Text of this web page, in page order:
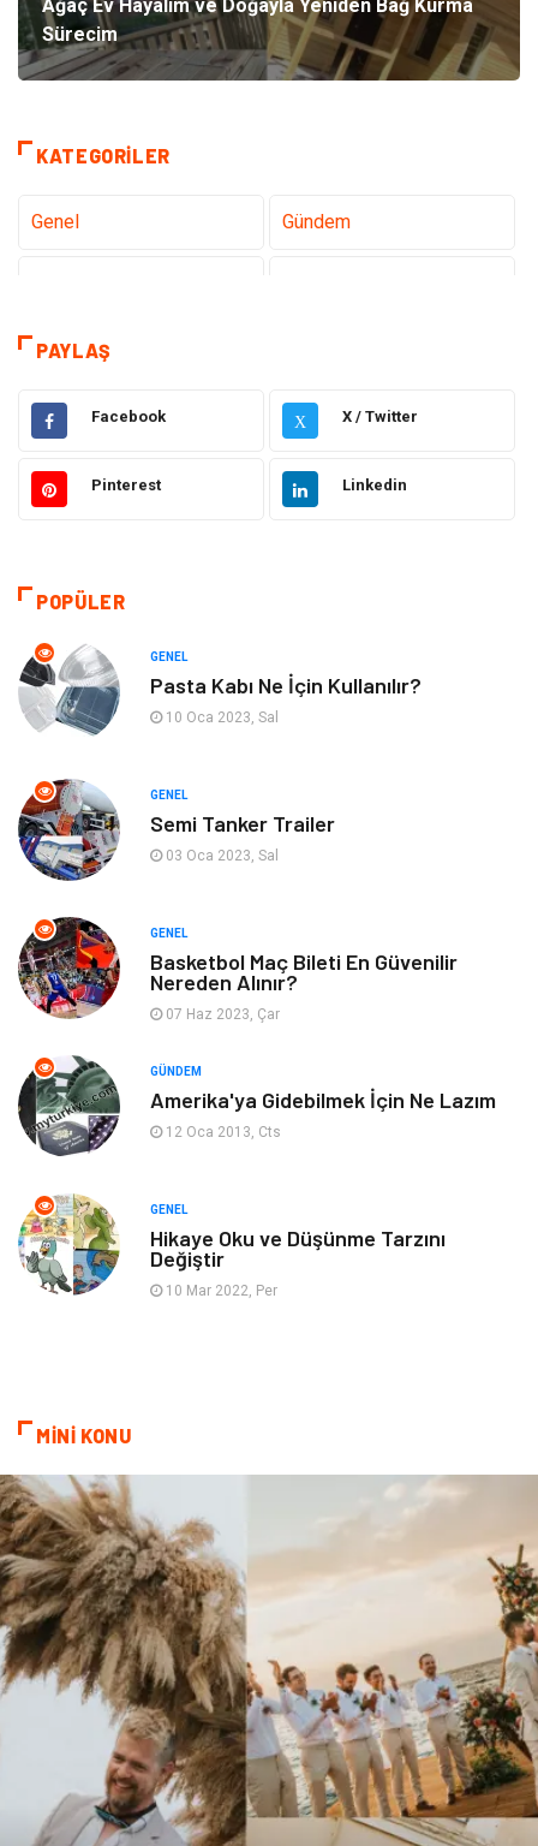
Ağaç Ev Hayalim ve Doğayla Yeniden Bağ Kurma
Sürecim
KATEGORILER
Genel Gündem
Tatil
Eğitim Gıda
Hukuk Elektrik Elektronik
Makine
Kültür
Güzellik & Bakım
Finans & Ekonomi
Bilgisayar & Yazılım Mobilya
Bebek Giyim Moda
Blogroll
Markalar
Restaurant
Tarih
PAYLAŞ
Facebook X X / Twitter
Pinterest Linkedin
POPÜLER
GENEL
Pasta Kabı Ne İçin Kullanılır?
10 Oca 2023, Sal
GENEL
Semi Tanker Trailer
03 Oca 2023, Sal
GENEL
Basketbol Maç Bileti En Güvenilir
Nereden Alınır?
07 Haz 2023, Çar
GÜNDEM
Amerika'ya Gidebilmek İçin Ne Lazım
12 Oca 2013, Cts
GENEL
Hikaye Oku ve Düşünme Tarzını
Değiştir
10 Mar 2022, Per
MİNİ KONU